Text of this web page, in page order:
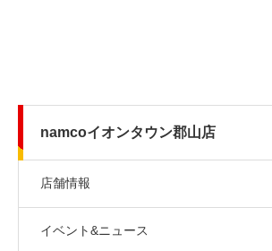
namcoイオンタウン郡山店
店舗情報
イベント&ニュース